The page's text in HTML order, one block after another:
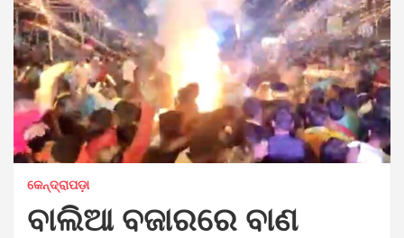
କେନ୍ଦ୍ରାପଡ଼ା
ବାଲିଆ ବଜାରରେ ବାଣ